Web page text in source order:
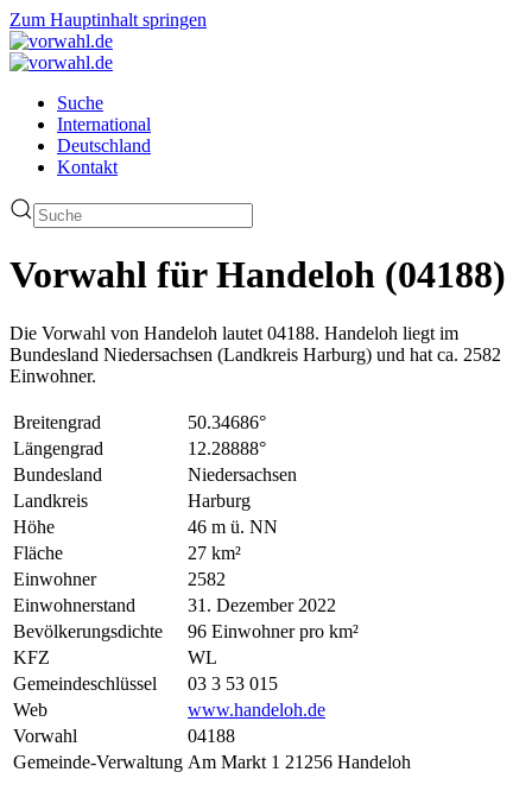
Zum Hauptinhalt springen
Suche
International
Deutschland
Kontakt
Vorwahl für Handeloh (04188)
Die Vorwahl von Handeloh lautet 04188. Handeloh liegt im
Bundesland Niedersachsen (Landkreis Harburg) und hat ca. 2582
Einwohner.
Breitengrad
50.34686°
Längengrad
12.28888°
Bundesland
Niedersachsen
Landkreis
Harburg
Höhe
46 m ü. NN
Fläche
27 km²
Einwohner
2582
Einwohnerstand
31. Dezember 2022
Bevölkerungsdichte
96 Einwohner pro km²
KFZ
WL
Gemeindeschlüssel
03 3 53 015
Web
www.handeloh.de
Vorwahl
04188
Gemeinde-Verwaltung Am Markt 1 21256 Handeloh